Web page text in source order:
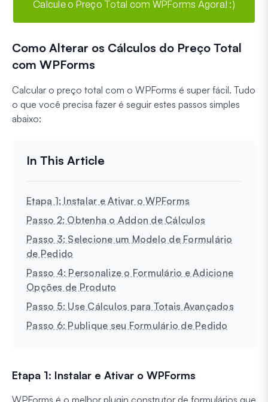
Calcule o Preço Total com WPForms Agora! :)
Como Alterar os Cálculos do Preço Total
com WPForms
Calcular o preço total com o WPForms é super fácil. Tudo
o que você precisa fazer é seguir estes passos simples
abaixo:
Etapa 1: Instalar e Ativar o WPForms
Passo 2: Obtenha o Addon de Cálculos
Passo 3: Selecione um Modelo de Formulário
de Pedido
Passo 4: Personalize o Formulário e Adicione
Opções de Produto
Passo 5: Use Cálculos para Totais Avançados
Passo 6: Publique seu Formulário de Pedido
Etapa 1: Instalar e Ativar o WPForms
WPForms é o melhor plugin construtor de formulários que